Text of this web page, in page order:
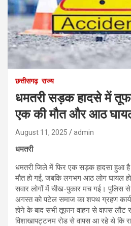
छत्तीसगढ़ राज्य
धमतरी सड़क हादसे में
एक की मौत और आठ
August 11, 2025 admin
धमतरी
धमतरी जिले में फिर एक सड़क हादसा हुआ
मौत हो गई, जबकि लगभग आठ लोग घायल
सवार लोगों में चीख-पुकार मच गई। पुलिस
अगस्त को पटेल समाज का शपथ ग्रहण
होने के बाद सभी तूफान वाहन से वापस लौट
विशाखापट्टनम रोड से वापस आ रहे थे